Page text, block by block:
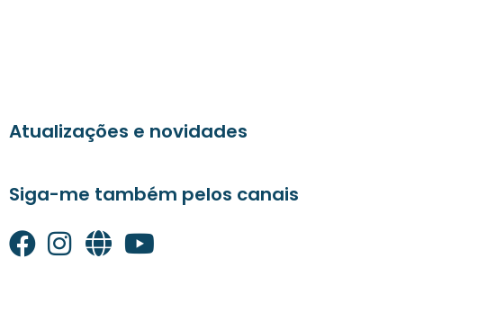
Atualizações e novidades
Siga-me também pelos canais